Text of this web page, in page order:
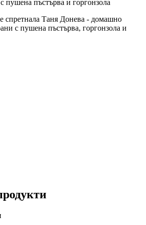
спретнала Таня Донева - домашно
с пушена пъстърва, горгонзола и